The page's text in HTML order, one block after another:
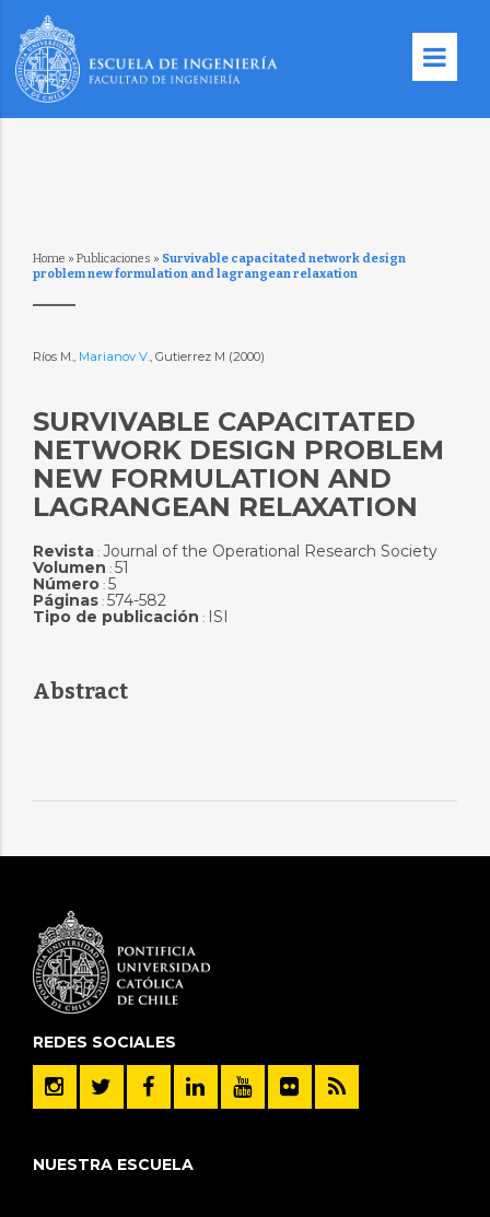
Home » Publicaciones » Survivable capacitated network design
problem new formulation and lagrangean relaxation
Ríos M., Marianov V., Gutierrez M (2000)
SURVIVABLE CAPACITATED
NETWORK DESIGN PROBLEM
NEW FORMULATION AND
LAGRANGEAN RELAXATION
Revista: Journal of the Operational Research Society
Volumen : 51
Número: 5
Páginas: 574-582
Tipo de publicación : ISI
Abstract
REDES SOCIALES
NUESTRA ESCUELA